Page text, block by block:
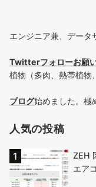
エンジニア兼、データ
Twitterフォローお願
植物（多肉、熱帯植物
ブログ始めました。極
人気の投稿
ZEH
エア